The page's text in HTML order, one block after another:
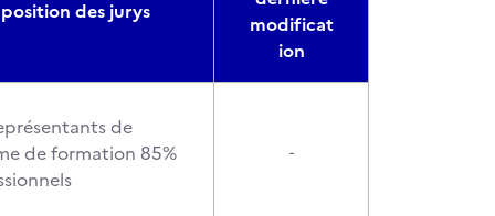
des jurys
modificat
ion
de
de formation 85%
-